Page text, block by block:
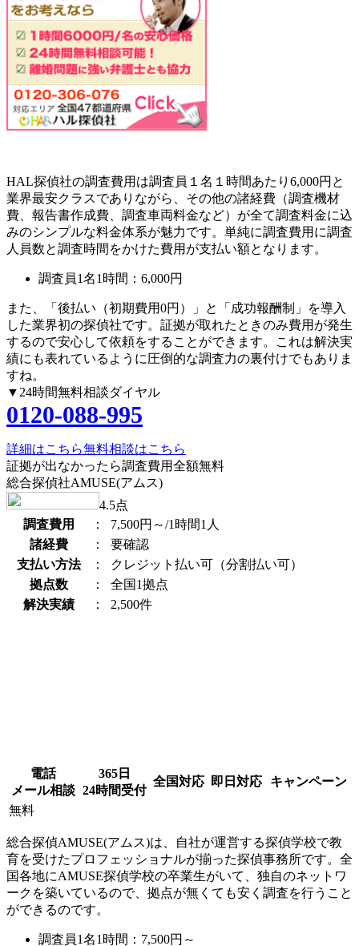
HAL探偵社の調査費用は調査員１名１時間あたり6,000円と
業界最安クラスでありながら、その他の諸経費（調査機材
費、報告書作成費、調査車両料金など）が全て調査料金に込
みのシンプルな料金体系が魅力です。単純に調査費用に調査
人員数と調査時間をかけた費用が支払い額となります。
調査員1名1時間： 6,000円
また、 「後払い（初期費用0円）」 と 「成功報酬制」
を導入
した業界初の探偵社です。証拠が取れたときのみ費用が発生
するので安心して依頼をすることができます。これは解決実
績にも表れているように圧倒的な調査力の裏付けでもありま
すね。
▼24時間無料相談ダイヤル
0120-088-995
詳細はこちら無料相談はこちら
証拠が出なかったら調査費用全額無料
総合探偵社AMUSE(アムス)
4.5点
調査費用
：
7,500円～/1時間1人
諸経費
：
要確認
支払い方法
：
クレジット払い可（分割払い可）
拠点数
：
全国1拠点
解決実績
： 2,500件
電話
メール相談
365日
24時間受付
全国対応 即日対応 キャンペーン
無料
総合探偵AMUSE(アムス)は、自社が運営する探偵学校で教
育を受けたプロフェッショナルが揃った探偵事務所です。全
国各地にAMUSE探偵学校の卒業生がいて、独自のネットワ
ークを築いているので、拠点が無くても安く調査を行うこと
ができるのです。
調査員1名1時間： 7,500円～